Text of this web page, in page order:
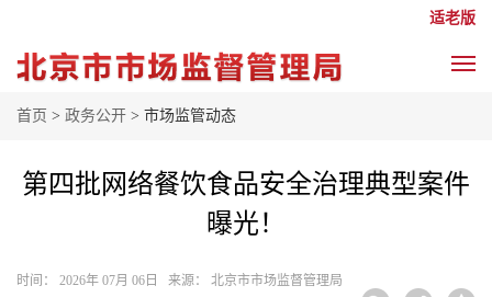
适老版
首页 > 政务公开 > 市场监管动态
第四批网络餐饮食品安全治理典型案件
曝光！
时间： 2026年 07月 06日 来源： 北京市市场监督管理局